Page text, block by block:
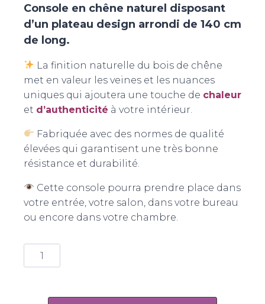
Console en chêne naturel disposant
d’un plateau design arrondi de 140 cm
de long.
La finition naturelle du bois de chêne
met en valeur les veines et les nuances
uniques qui ajoutera une touche de chaleur
et d’authenticité à votre intérieur.
Fabriquée avec des normes de qualité
élevées qui garantisent une très bonne
résistance et durabilité.
Cette console pourra prendre place dans
votre entrée, votre salon, dans votre bureau
ou encore dans votre chambre.